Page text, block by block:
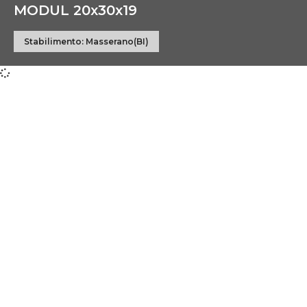
MODUL 20x30x19
Stabilimento: Masserano(BI)